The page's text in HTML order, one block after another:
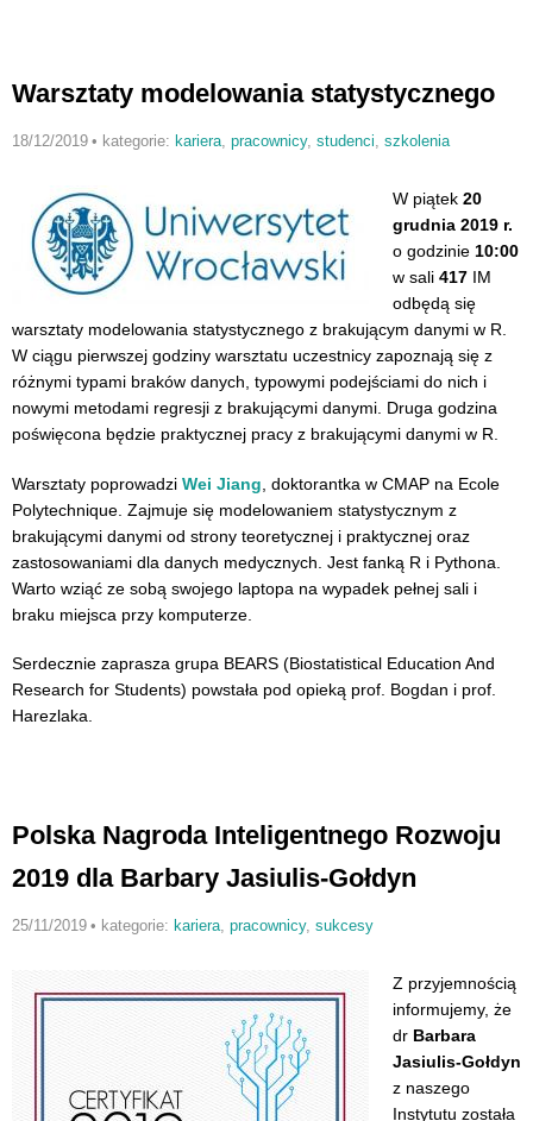
Warsztaty modelowania statystycznego
18/12/2019 • kategorie: kariera, pracownicy, studenci, szkolenia
W piątek 20
grudnia 2019 r.
o godzinie 10:00
w sali 417 IM
odbędą się
warsztaty modelowania statystycznego z brakującym danymi w R.
W ciągu pierwszej godziny warsztatu uczestnicy zapoznają się z
różnymi typami braków danych, typowymi podejściami do nich i
nowymi metodami regresji z brakującymi danymi. Druga godzina
poświęcona będzie praktycznej pracy z brakującymi danymi w R.
Warsztaty poprowadzi Wei Jiang , doktorantka w CMAP na Ecole
Polytechnique. Zajmuje się modelowaniem statystycznym z
brakującymi danymi od strony teoretycznej i praktycznej oraz
zastosowaniami dla danych medycznych. Jest fanką R i Pythona.
Warto wziąć ze sobą swojego laptopa na wypadek pełnej sali i
braku miejsca przy komputerze.
Serdecznie zaprasza grupa BEARS (Biostatistical Education And
Research for Students) powstała pod opieką prof. Bogdan i prof.
Harezlaka.
Polska Nagroda Inteligentnego Rozwoju
2019 dla Barbary Jasiulis-Gołdyn
25/11/2019 • kategorie: kariera, pracownicy, sukcesy
Z przyjemnością
informujemy, że
dr Barbara
Jasiulis-Gołdyn
z naszego
Instytutu została